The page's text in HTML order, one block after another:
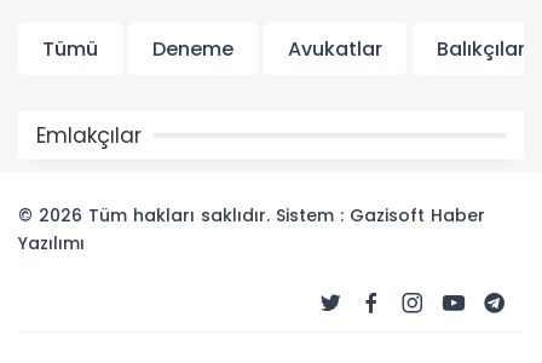
Tümü Deneme Avukatlar Balıkçılar
Emlakçılar
© 2026 Tüm hakları saklıdır. Sistem : Gazisoft Haber
Yazılımı